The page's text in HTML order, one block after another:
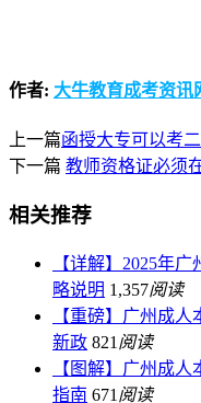
作者: 大牛教育成考资讯
上一篇函授大专可以考
下一篇 教师资格证必须
相关推荐
【详解】2025年
略说明 1,357阅读
【重磅】广州成
新政 821 阅读
【图解】广州成
指南 671 阅读